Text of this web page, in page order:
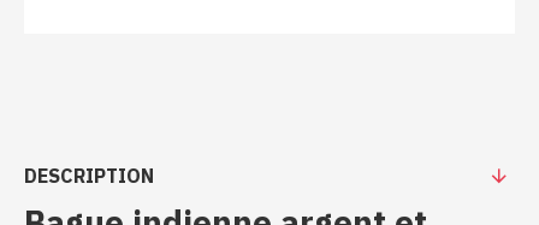
DESCRIPTION